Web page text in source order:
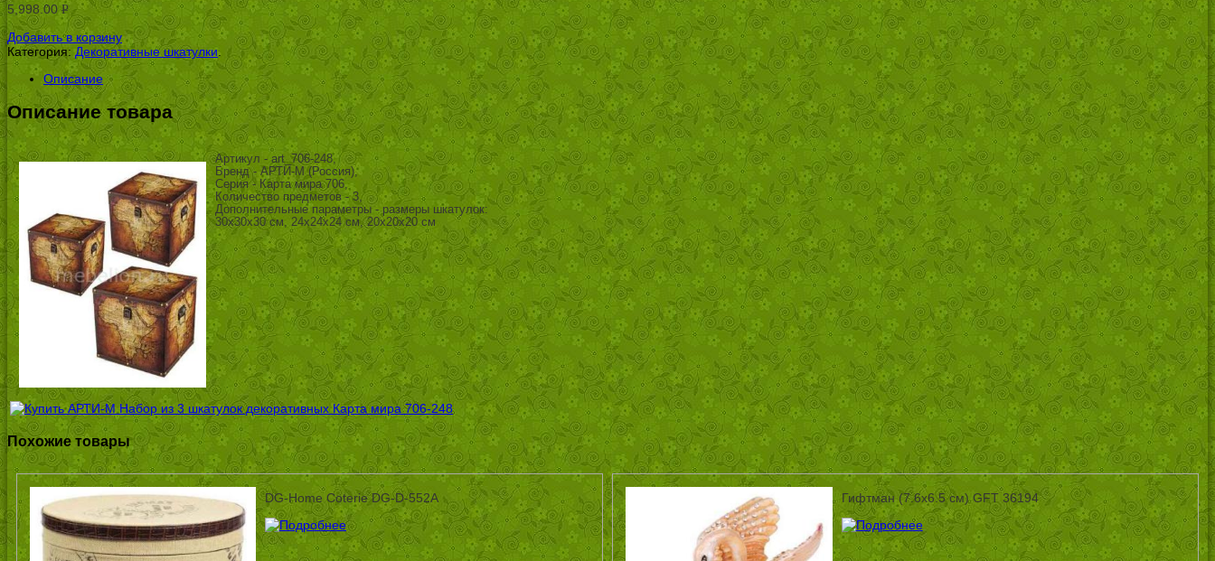
5,998.00 Р
УБ.
Добавить в корзину
Категория: Декоративные шкатулки.
Описание
Описание товара
Артикул - art_706-248,
Бренд - АРТИ-М (Россия),
Серия - Карта мира 706,
Количество предметов - 3,
Дополнительные параметры - размеры шкатулок:
30х30х30 см, 24х24х24 см, 20х20х20 см
Похожие товары
DG-Home Coterie DG-D-552A Гифтман (7.6х6.5 см) GFT 36194